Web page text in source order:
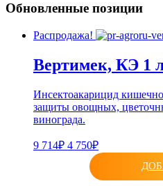
Обновленные позиции
Распродажа!
Вертимек, КЭ 1
Инсектоакарицид
защиты овощных,
винограда.
9 714₽ 4 750₽